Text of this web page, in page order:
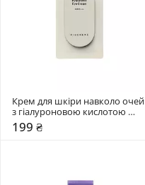
Крем для шкіри навколо очей
з гіалуроновою кислотою
Hidehere 25 мл
199 ₴